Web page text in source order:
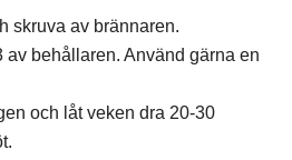
skruva av brännaren.
behållaren. Använd gärna en
och låt veken dra 20-30